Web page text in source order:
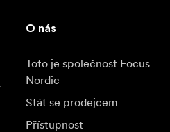
O nás
Toto je společnost Focus
Nordic
Stát se prodejcem
Přístupnost